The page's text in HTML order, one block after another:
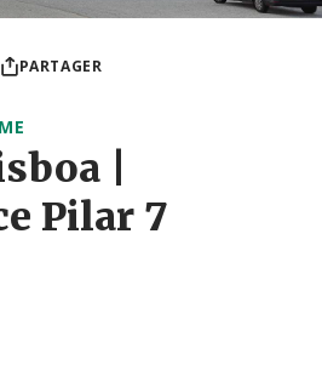
PARTAGER
|
Pilar 7